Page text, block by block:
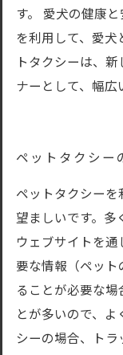
す。 愛犬の健康
を利用して、愛犬
トタクシーは、
ナーとして、幅広
ペットタクシー
ペットタクシー
望ましいです。多
ウェブサイトを
要な情報（ペッ
ることが必要な場
とが多いので、
シーの場合、トラ